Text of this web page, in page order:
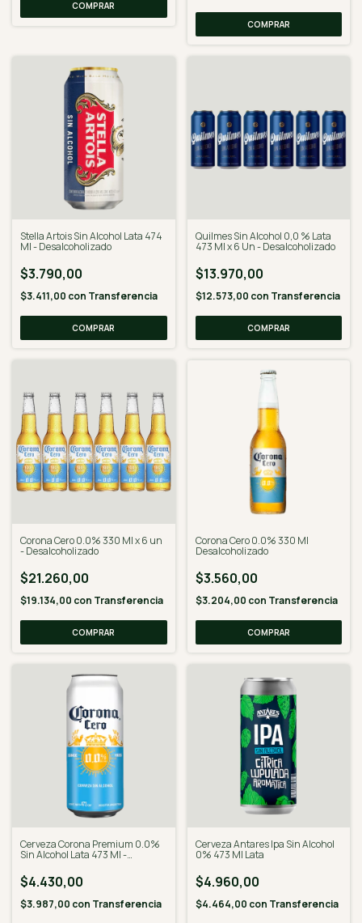
Stella Artois Sin Alcohol Lata 474
Ml - Desalcoholizado
$3.790,00
$3.411,00 con Transferencia
Quilmes Sin Alcohol 0,0 % Lata
473 Ml x 6 Un - Desalcoholizado
$13.970,00
$12.573,00 con Transferencia
Corona Cero 0.0% 330 Ml x 6 un
- Desalcoholizado
$21.260,00
$19.134,00 con Transferencia
Corona Cero 0.0% 330 Ml
Desalcoholizado
$3.560,00
$3.204,00 con Transferencia
Cerveza Corona Premium 0.0%
Sin Alcohol Lata 473 Ml -
$4.430,00
$3.987,00 con Transferencia
Cerveza Antares Ipa Sin Alcohol
0% 473 Ml Lata
$4.960,00
$4.464,00 con Transferencia